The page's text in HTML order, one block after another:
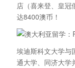
店（喜来登、皇冠
达8400澳币！
埃迪斯科文大学与
通大学、同济大学